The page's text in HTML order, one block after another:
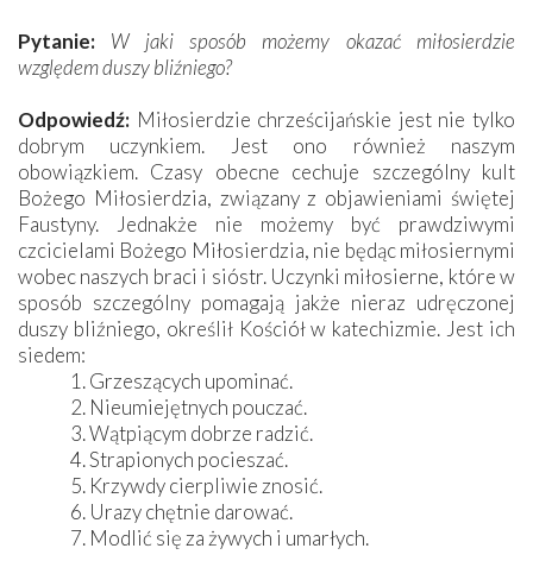
Pytanie:
W jaki sposób możemy okazać miłosierdzie
względem duszy bliźniego?
Odpowiedź: Miłosierdzie chrześcijańskie jest nie tylko
dobrym uczynkiem. Jest ono również naszym
obowiązkiem. Czasy obecne cechuje szczególny kult
Bożego Miłosierdzia, związany z objawieniami świętej
Faustyny. Jednakże nie możemy być prawdziwymi
czcicielami Bożego Miłosierdzia, nie będąc miłosiernymi
wobec naszych braci i sióstr. Uczynki miłosierne, które w
sposób szczególny pomagają jakże nieraz udręczonej
duszy bliźniego, określił Kościół w katechizmie. Jest ich
siedem:
Grzeszących upominać.
Nieumiejętnych pouczać.
Wątpiącym dobrze radzić.
Strapionych pocieszać.
Krzywdy cierpliwie znosić.
Urazy chętnie darować.
Modlić się za żywych i umarłych.